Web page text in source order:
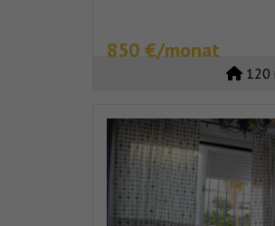
850 €/monat
120